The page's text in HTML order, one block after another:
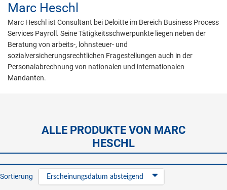
Marc Heschl
Marc Heschl ist Consultant bei Deloitte im Bereich Business Process
Services Payroll. Seine Tätigkeitsschwerpunkte liegen neben der
Beratung von arbeits-, lohnsteuer- und
sozialversicherungsrechtlichen Fragestellungen auch in der
Personalabrechnung von nationalen und internationalen
Mandanten.
ALLE PRODUKTE VON MARC
HESCHL
Sortierung Erscheinungsdatum absteigend